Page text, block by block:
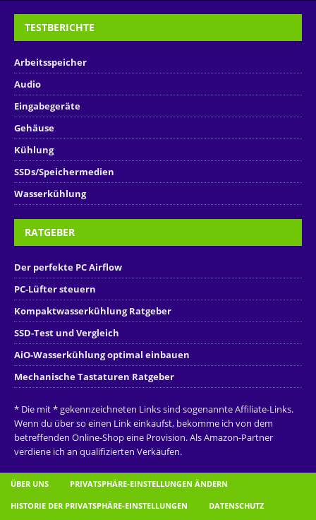
TESTBERICHTE
Arbeitsspeicher
Audio
Eingabegeräte
Gehäuse
Kühlung
SSDs/Speichermedien
Wasserkühlung
RATGEBER
Der perfekte PC Airflow
PC-Lüfter steuern
Kompaktwasserkühlung Ratgeber
SSD-Test und Vergleich
AiO-Wasserkühlung optimal einbauen
Mechanische Tastaturen Ratgeber
* Die mit * gekennzeichneten Links sind sogenannte Affiliate-Links.
Wenn du über so einen Link einkaufst, bekomme ich von dem
betreffenden Online-Shop eine Provision. Als Amazon-Partner
verdiene ich an qualifizierten Verkäufen.
ÜBER UNS PRIVATSPHÄRE-EINSTELLUNGEN ÄNDERN
HISTORIE DER PRIVATSPHÄRE-EINSTELLUNGEN DATENSCHUTZ